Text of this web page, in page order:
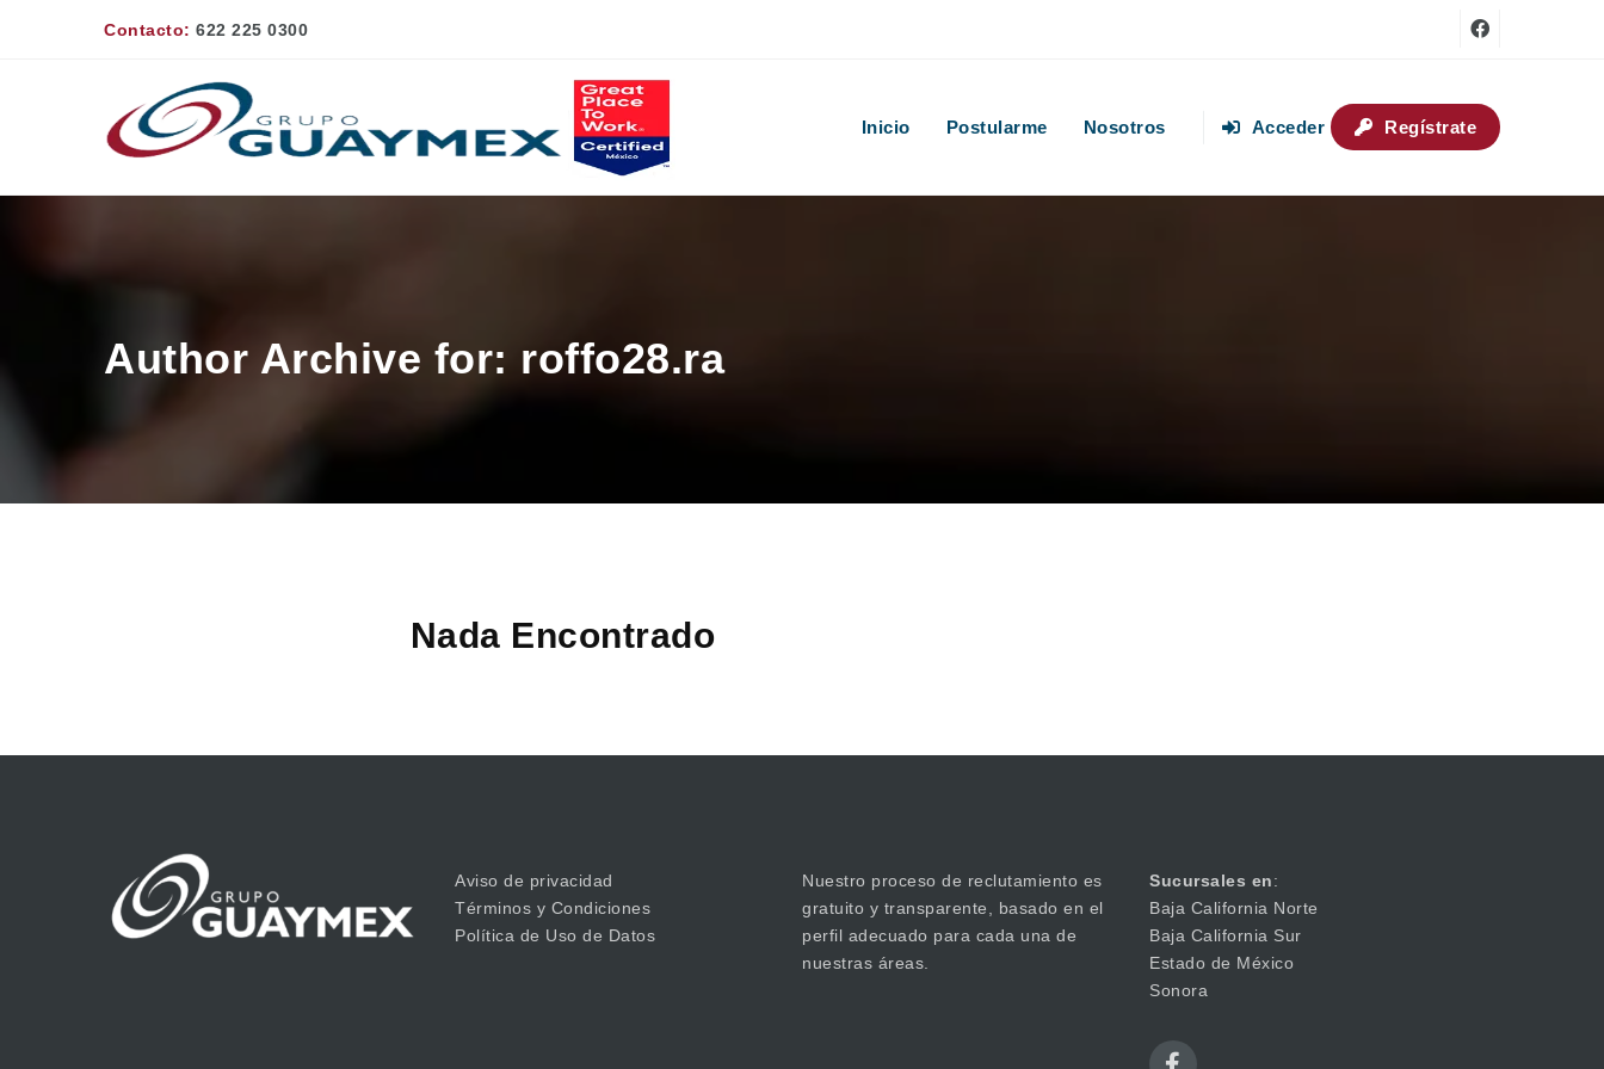
Contacto: 622 225 0300
Inicio Postularme Nosotros Acceder Regístrate
Author Archive for: roffo28.ra
Nada Encontrado
Aviso de privacidad
Términos y Condiciones
Política de Uso de Datos
Nuestro proceso de reclutamiento es
gratuito y transparente, basado en el
perfil adecuado para cada una de
nuestras áreas.
Sucursales en:
Baja California Norte
Baja California Sur
Estado de México
Sonora